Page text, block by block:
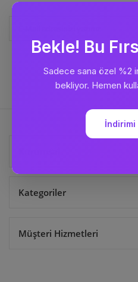
Bizi
Takip Edin
Kategoriler
Müşteri Hizmetleri